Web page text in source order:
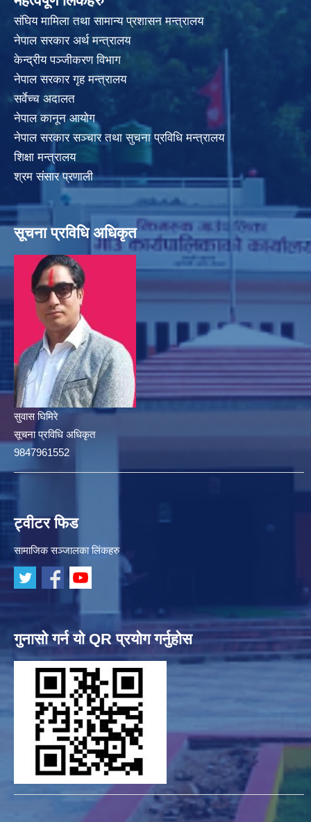
संघिय मामिला तथा सामान्य प्रशासन मन्त्रालय
नेपाल सरकार अर्थ मन्त्रालय
केन्द्रीय पञ्जीकरण विभाग
नेपाल सरकार गृह मन्त्रालय
सर्वेच्च अदालत
नेपाल कानून आयोग
नेपाल सरकार सञ्चार तथा सुचना प्रविधि मन्त्रालय
शिक्षा मन्त्रालय
श्रम संसार प्रणाली
सूचना प्रविधि अधिकृत
सुवास घिमिरे
सूचना प्रविधि अधिकृत
9847961552
ट्वीटर फिड
सामाजिक सञ्जालका लिंकहरु
गुनासो गर्न यो QR प्रयोग गर्नुहोस